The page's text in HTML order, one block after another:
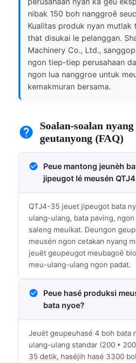
nibak 150 boh nanggroë
Kualitas produk nyan mutlak
that disukai le pelanggan.
Machinery Co., Ltd.,
ngon tiep-tiep perusahaan
ngon lua nanggroe untuk
kemakmuran bersama.
Soalan-soalan
geutanyong (FAQ)
Peue mantong jeunèh
jipeugot lé meusén
QTJ4-35 jeuet jipeugot bata
ulang-ulang, bata paving, ngon
saleng meuikat. Deungon
meusén ngon cetakan nyang
jeuët geupeugot meubagoë
meu-ulang-ulang ngon padat.
Peue hasé produksi
bata nyoe?
Jeuët geupeuhasé 4 boh bata
ulang-ulang standar (200 *
35 detik, haséjih hasé 3300